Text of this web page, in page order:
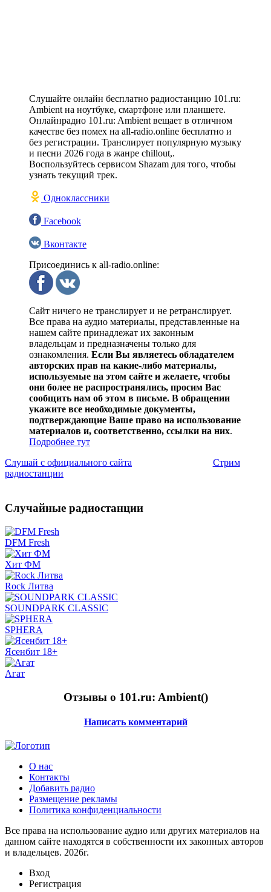
Слушайте онлайн бесплатно радиостанцию 101.ru:
Ambient на ноутбуке, смартфоне или планшете.
Онлайнрадио 101.ru: Ambient вещает в отличном
качестве без помех на all-radio.online бесплатно и
без регистрации. Транслирует популярную музыку
и песни 2026 года в жанре chillout,.
Воспользуйтесь сервисом Shazam для того, чтобы
узнать текущий трек.
Одноклассники
Facebook
Вконтакте
Присоединись к all-radio.online:
Сайт ничего не транслирует и не ретранслирует.
Все права на аудио материалы, представленные на
нашем сайте принадлежат их законным
владельцам и предназначены только для
ознакомления. Если Вы являетесь обладателем
авторских прав на какие-либо материалы,
используемые на этом сайте и желаете, чтобы
они более не распространялись, просим Вас
сообщить нам об этом в письме. В обращении
укажите все необходимые документы,
подтверждающие Ваше право на использование
материалов и, соответственно, ссылки на них.
Подробнее тут
Слушай с официального сайта
Стрим
радиостанции
Случайные радиостанции
DFM Fresh
Хит ФМ
Rock Литва
SOUNDPARK CLASSIC
SPHERA
Ясенбит 18+
Aгат
Отзывы о 101.ru: Ambient()
Написать комментарий
О нас
Контакты
Добавить радио
Размещение рекламы
Политика конфиденциальности
Все права на использование аудио или других материалов на
данном сайте находятся в собственности их законных авторов
и владельцев. 2026г.
Вход
Регистрация